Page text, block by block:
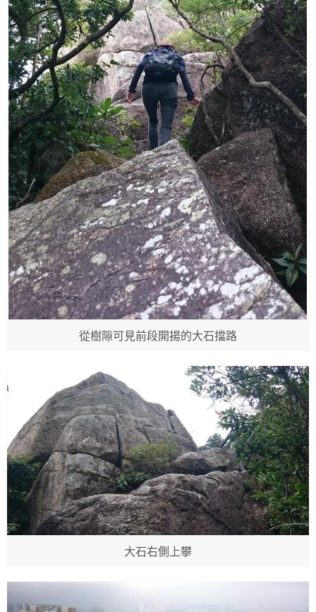
從樹隙可見前段開揚的大石擋路
大石右側上攀